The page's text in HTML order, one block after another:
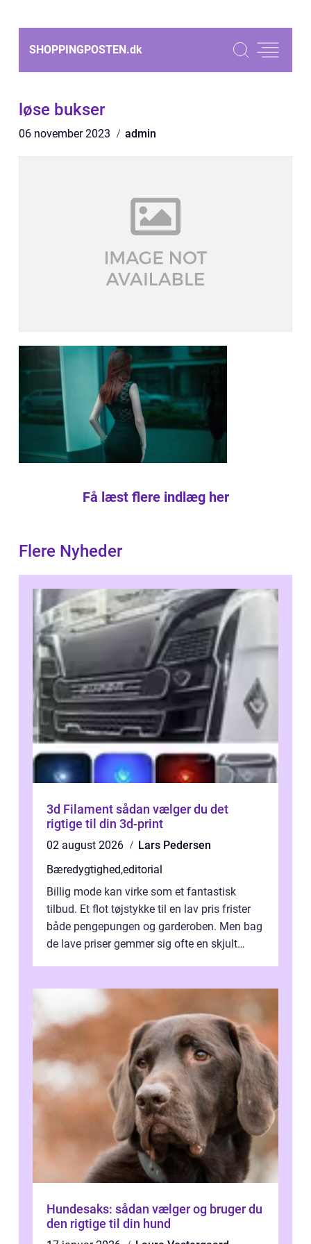
SHOPPINGPOSTEN.dk
løse bukser
06 november 2023 admin
Få læst flere indlæg her
Flere Nyheder
3d Filament sådan vælger du det
rigtige til din 3d-print
02 august 2026
Lars Pedersen
Bæredygtighed,editorial
Billig mode kan virke som et fantastisk
tilbud. Et flot tøjstykke til en lav pris frister
både pengepungen og garderoben. Men bag
de lave priser gemmer sig ofte en skjult
Hundesaks: sådan vælger og bruger du
den rigtige til din hund